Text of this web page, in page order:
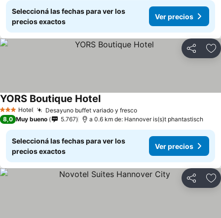
Seleccioná las fechas para ver los
precios exactos
Ver precios
Compartir
3 Estrellas
Hotel Desayuno buffet variado y frescoVer precios
YORS Boutique HotelVer precios
8,0 Muy bueno 5.767 a 0.6 km de: Hannover is(s)t phantastisch
Seleccioná las fechas para ver los
precios exactos
Ver precios
Compartir